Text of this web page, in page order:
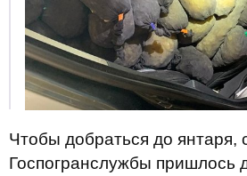
Чтобы добраться до янтаря,
Госпогранслужбы пришлось